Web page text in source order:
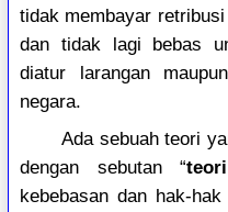
tidak membayar
dan tidak lagi bebas
diatur larangan
negara.
Ada sebuah teori
dengan sebutan “
kebebasan dan hak-